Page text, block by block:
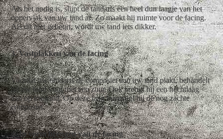
Als het nodig is, slijpt de tandarts een heel dun laagje van het
oppervlak van uw tand af. Zo maakt hij ruimte voor de facing.
Als dit niet gebeurt, wordt uw tand iets dikker.
3. Vastplakken van de facing
Voordat uw tandarts de composiet aan uw tand plakt, behandelt
hij uw tand voor met een zuur. Ook brengt hij een hechtlaag
aan op uw tand. Op deze laag bevestigt hij de nog zachte
composiet.
4. In vorm brengen van de facing